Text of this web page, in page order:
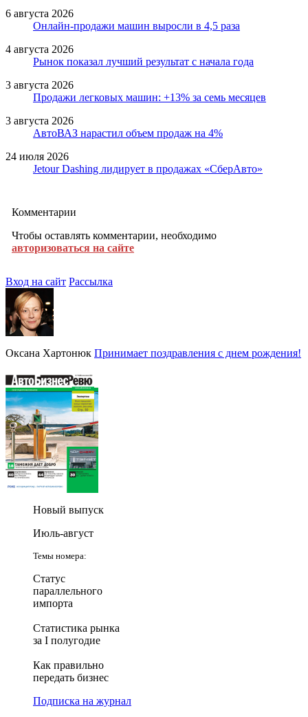
6 августа 2026
Онлайн-продажи машин выросли в 4,5 раза
4 августа 2026
Рынок показал лучший результат с начала года
3 августа 2026
Продажи легковых машин: +13% за семь месяцев
3 августа 2026
АвтоВАЗ нарастил объем продаж на 4%
24 июля 2026
Jetour Dashing лидирует в продажах «СберАвто»
Комментарии
Чтобы оставлять комментарии, необходимо
авторизоваться на сайте
Вход на сайт Рассылка
Оксана Хартонюк Принимает поздравления с днем рождения!
Новый выпуск
Июль-август
Темы номера:
Статус
параллельного
импорта
Статистика рынка
за I полугодие
Как правильно
передать бизнес
Подписка на журнал